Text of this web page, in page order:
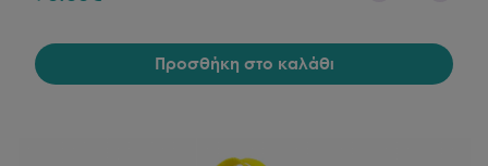
Προσθήκη στο καλάθι